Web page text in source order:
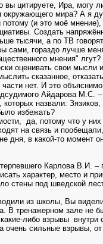
вы цитируете, Ира, могу
окружающего мира? А я
потому (и это моё
Создать
тысячи, а по ТВ
сами, гораздо лучше
мнения" лгут?
оценивать свои
сказанное,
части нет. И это
Айдарова М.С.
назвали:
избежать?
да, потому что у
на связь и
дня, в какой-то момент
Карлова В.И.
характер, место и
стены под шведской
из школы, Вы видели
В тренажерном зале не
либо взрывы внутри
очень сильные взрывы,